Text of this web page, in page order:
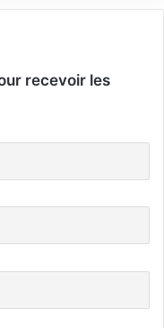
recevoir les